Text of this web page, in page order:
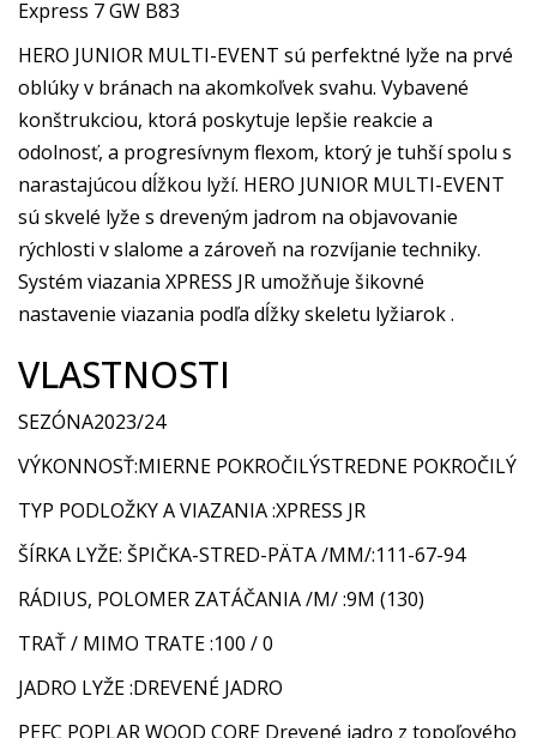
Express 7 GW B83
HERO JUNIOR MULTI-EVENT sú perfektné lyže na prvé
oblúky v bránach na akomkoľvek svahu. Vybavené
konštrukciou, ktorá poskytuje lepšie reakcie a
odolnosť, a progresívnym flexom, ktorý je tuhší spolu s
narastajúcou dĺžkou lyží. HERO JUNIOR MULTI-EVENT
sú skvelé lyže s dreveným jadrom na objavovanie
rýchlosti v slalome a zároveň na rozvíjanie techniky.
Systém viazania XPRESS JR umožňuje šikovné
nastavenie viazania podľa dĺžky skeletu lyžiarok .
VLASTNOSTI
SEZÓNA2023/24
VÝKONNOSŤ:MIERNE POKROČILÝSTREDNE POKROČILÝ
TYP PODLOŽKY A VIAZANIA :XPRESS JR
ŠÍRKA LYŽE: ŠPIČKA-STRED-PÄTA /MM/:111-67-94
RÁDIUS, POLOMER ZATÁČANIA /M/ :9M (130)
TRAŤ / MIMO TRATE :100 / 0
JADRO LYŽE :DREVENÉ JADRO
PEFC POPLAR WOOD CORE Drevené jadro z topoľového